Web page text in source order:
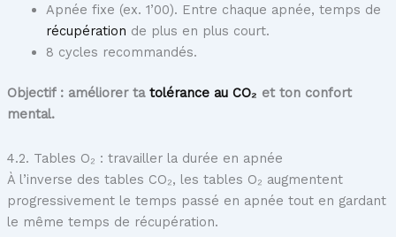
Apnée fixe (ex. 1’00). Entre chaque apnée, temps de
récupération de plus en plus court.
8 cycles recommandés.
Objectif : améliorer ta tolérance au CO₂ et ton confort
mental.
4.2. Tables O₂ : travailler la durée en apnée
À l’inverse des tables CO₂, les tables O₂ augmentent
progressivement le temps passé en apnée tout en gardant
le même temps de récupération.